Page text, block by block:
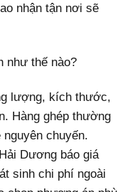
nhận tận nơi sẽ
như thế nào?
lượng, kích thước,
Hàng ghép thường
chuyến.
Dương báo giá
sinh chi phí ngoài